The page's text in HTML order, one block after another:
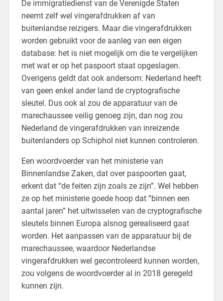
De immigratiedienst van de Verenigde Staten
neemt zelf wel vingerafdrukken af van
buitenlandse reizigers. Maar die vingerafdrukken
worden gebruikt voor de aanleg van een eigen
database: het is niet mogelijk om die te vergelijken
met wat er op het paspoort staat opgeslagen.
Overigens geldt dat ook andersom: Nederland heeft
van geen enkel ander land de cryptografische
sleutel. Dus ook al zou de apparatuur van de
marechaussee veilig genoeg zijn, dan nog zou
Nederland de vingerafdrukken van inreizende
buitenlanders op Schiphol niet kunnen controleren.
Een woordvoerder van het ministerie van
Binnenlandse Zaken, dat over paspoorten gaat,
erkent dat “de feiten zijn zoals ze zijn”. Wel hebben
ze op het ministerie goede hoop dat “binnen een
aantal jaren” het uitwisselen van de cryptografische
sleutels binnen Europa alsnog gerealiseerd gaat
worden. Het aanpassen van de apparatuur bij de
marechaussee, waardoor Nederlandse
vingerafdrukken wel gecontroleerd kunnen worden,
zou volgens de woordvoerder al in 2018 geregeld
kunnen zijn.